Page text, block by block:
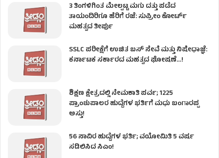
3 ತಿಂಗಳಿಗಿಂತ ಮೇಲ್ಪಟ್ಟ ಮಗು ದತ್ತು ಪಡೆದ
ತಾಯಂದಿರಿಗೂ ಹೆರಿಗೆ ರಜೆ: ಸುಪ್ರೀಂ ಕೋರ್ಟ್
ಮಹತ್ವದ ತೀರ್ಪು
SSLC ಪರೀಕ್ಷೆಗೆ ಉಚಿತ ಬಸ್ ಸೇವೆ ಮತ್ತು ನಿಷೇಧಾಜ್ಞೆ:
ಕರ್ನಾಟಕ ಸರ್ಕಾರದ ಮಹತ್ವದ ಘೋಷಣೆ…!
ಶಿಕ್ಷಣ ಕ್ಷೇತ್ರದಲ್ಲಿ ನೇಮಕಾತಿ ಪರ್ವ; 1225
ಪ್ರಾಂಶುಪಾಲರ ಹುದ್ದೆಗಳ ಭರ್ತಿಗೆ ಮಧು ಬಂಗಾರಪ್ಪ
ಅಸ್ತು!
56 ಸಾವಿರ ಹುದ್ದೆಗಳ ಭರ್ತಿ; ವಯೋಮಿತಿ 5 ವರ್ಷ
ಸಡಿಲಿಸಿದ ಸಿಎಂ!